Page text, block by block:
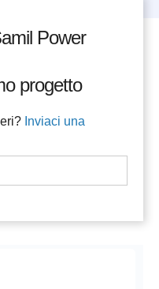
Power
progetto
Inviaci una